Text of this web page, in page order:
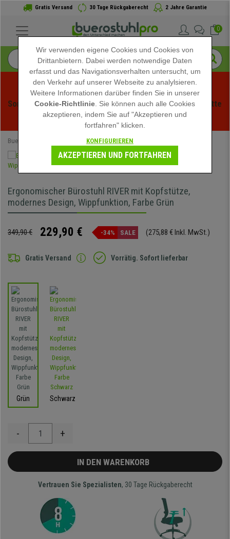
Gratis Versand 30 Tage Rückgaberecht 2 Jahre Garantie
0
Sommerschlussverauf bei buerstuhlpro! Exklusive Rabatte
für kurze Zeit - Aktion ansehen -
Buerostuhlpro Ergonomische Bürostühle
Ergonomischer Bürostuhl RIVER mit Kopfstütze,
modernes Design, Wippfunktion, Farbe Grün
349,90 € 229,90 € -34% SALE (275,88 € Inkl. MwSt.)
Gratis Versand Vorrätig. Sofort lieferbar
Grün Schwarz
- +
IN DEN WARENKORB
Vertrauen Sie Spezialisten, 30 Tage Rückgaberecht
Wir verwenden eigene Cookies und Cookies von
Drittanbietern. Dabei werden notwendige Daten
erfasst und das Navigationsverhalten untersucht, um
den Verkehr auf unserer Webseite zu analylsieren.
Weitere Informationen darüber finden Sie in unserer
Cookie-Richtlinie . Sie können auch alle Cookies
akzeptieren, indem Sie auf "Akzeptieren und
fortfahren" klicken.
KONFIGURIEREN
AKZEPTIEREN UND FORTFAHREN